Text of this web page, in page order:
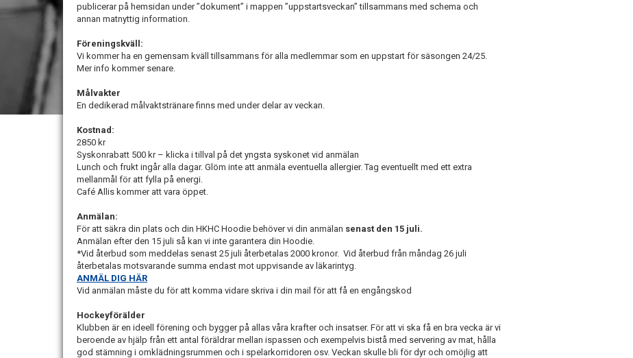
publicerar på hemsidan under ”dokument” i mappen ”uppstartsveckan” tillsammans med schema och
annan matnyttig information.
Föreningskväll:
Vi kommer ha en gemensam kväll tillsammans för alla medlemmar som en uppstart för säsongen 24/25.
Mer info kommer senare.
Målvakter
En dedikerad målvaktstränare finns med under delar av veckan.
Kostnad:
2850 kr
Syskonrabatt 500 kr – klicka i tillval på det yngsta syskonet vid anmälan
Lunch och frukt ingår alla dagar. Glöm inte att anmäla eventuella allergier. Tag eventuellt med ett extra
mellanmål för att fylla på energi.
Café Allis kommer att vara öppet.
Anmälan:
För att säkra din plats och din HKHC Hoodie behöver vi din anmälan senast den 15 juli.
Anmälan efter den 15 juli så kan vi inte garantera din Hoodie.
*Vid återbud som meddelas senast 25 juli återbetalas 2000 kronor. Vid återbud från måndag 26 juli
återbetalas motsvarande summa endast mot uppvisande av läkarintyg.
ANMÄL DIG HÄR
Vid anmälan måste du för att komma vidare skriva i din mail för att få en engångskod
Hockeyförälder
Klubben är en ideell förening och bygger på allas våra krafter och insatser. För att vi ska få en bra vecka är vi
beroende av hjälp från ett antal föräldrar mellan ispassen och exempelvis bistå med servering av mat, hålla
god stämning i omklädningsrummen och i spelarkorridoren osv. Veckan skulle bli för dyr och omöjlig att